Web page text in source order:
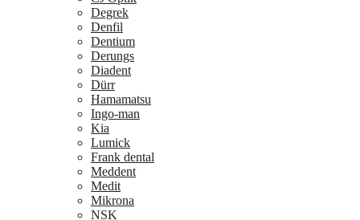
Degrek
Denfil
Dentium
Derungs
Diadent
Dürr
Hamamatsu
Ingo-man
Kia
Lumick
Frank dental
Meddent
Medit
Mikrona
NSK